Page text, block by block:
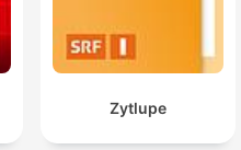
Zytlupe